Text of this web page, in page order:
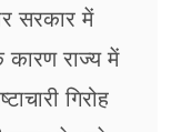
सरकार में
राज्य में
गिरोह